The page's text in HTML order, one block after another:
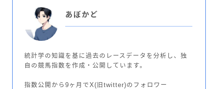
あぼかど
統計学の知識を基に過去のレースデータを分析し、独
自の競馬指数を作成・公開しています。
指数公開から9ヶ月でX(旧twitter)のフォロワー